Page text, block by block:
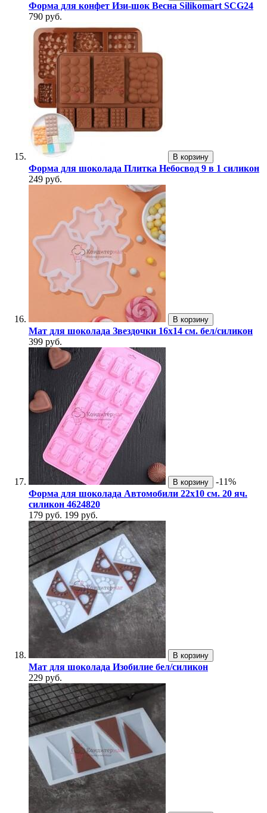
Форма для конфет Изи-шок Весна Silikomart SCG24
790 руб.
В корзину
Форма для шоколада Плитка Небосвод 9 в 1 силикон
249 руб.
В корзину
Мат для шоколада Звездочки 16х14 см. бел/силикон
399 руб.
В корзину
-11%
Форма для шоколада Автомобили 22х10 см. 20 яч.
силикон 4624820
179 руб. 199 руб.
В корзину
Мат для шоколада Изобилие бел/силикон
229 руб.